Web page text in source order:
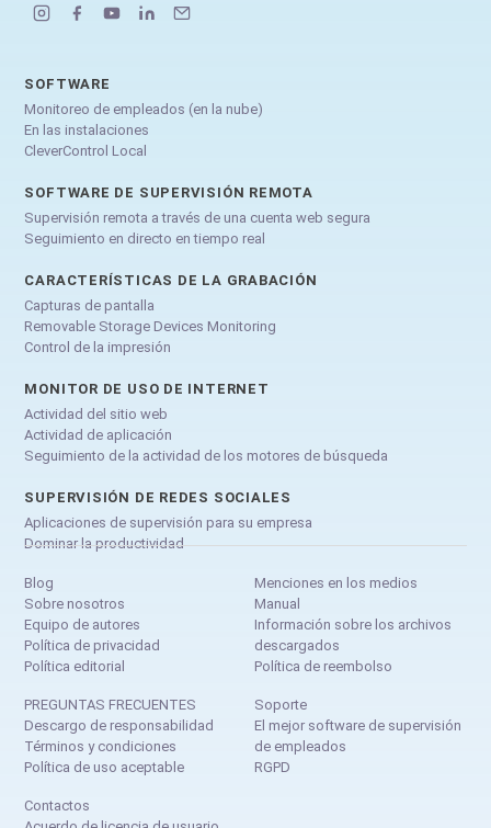
SOFTWARE
Monitoreo de empleados (en la nube)
En las instalaciones
CleverControl Local
SOFTWARE DE SUPERVISIÓN REMOTA
Supervisión remota a través de una cuenta web segura
Seguimiento en directo en tiempo real
CARACTERÍSTICAS DE LA GRABACIÓN
Capturas de pantalla
Removable Storage Devices Monitoring
Control de la impresión
MONITOR DE USO DE INTERNET
Actividad del sitio web
Actividad de aplicación
Seguimiento de la actividad de los motores de búsqueda
SUPERVISIÓN DE REDES SOCIALES
Aplicaciones de supervisión para su empresa
Dominar la productividad
Blog
Sobre nosotros
Equipo de autores
Política de privacidad
Política editorial
Menciones en los medios
Manual
Información sobre los archivos
descargados
Política de reembolso
PREGUNTAS FRECUENTES
Descargo de responsabilidad
Términos y condiciones
Política de uso aceptable
Soporte
El mejor software de supervisión
de empleados
RGPD
Contactos